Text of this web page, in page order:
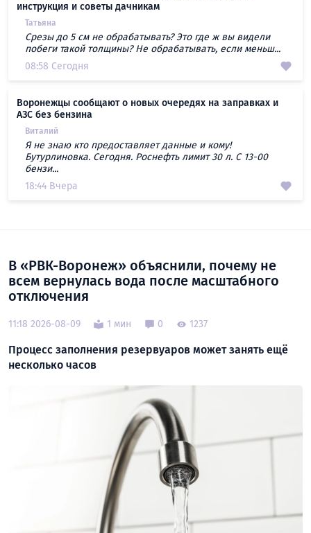
инструкция и советы дачникам
Татьяна
Срезы до 5 см не обрабатывать? Это где ж вы видели
побеги такой толщины? Не обрабатывать, если меньш...
08:58 Сегодня
Воронежцы сообщают о новых очередях на заправках и
АЗС без бензина
Виталий
Я не знаю кто предоставляет данные и кому!
Бутурлиновка. Сегодня. Роснефть лимит 30 л. С 13-00
бензи...
18:44 Вчера
В «РВК-Воронеж» объяснили, почему не
всем вернулась вода после масштабного
отключения
11:18 2026-08-09 1 мин 0 1237
Процесс заполнения резервуаров может занять ещё
несколько часов